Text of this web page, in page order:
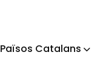
Països Catalans